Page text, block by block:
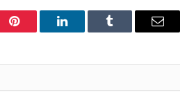
Pinterest LinkedInTumblr Email